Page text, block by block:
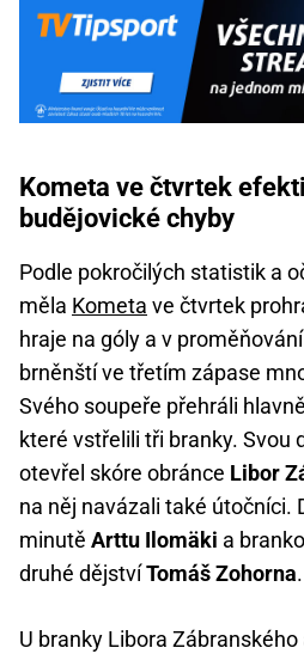
Kometa ve čtvrtek
budějovické chyby
Podle pokročilých statistik a
měla Kometa ve čtvrtek
hraje na góly a v
brněnští ve třetím zápase
Svého soupeře přehráli
které vstřelili tři branky. Svou
otevřel skóre obránce Libor
na něj navázali také útočníci.
minutě Arttu Ilomäki a
druhé dějstvíTomáš Zohorna.
U branky Libora Zábranského